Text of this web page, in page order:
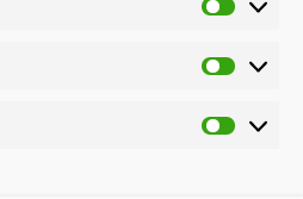
Marketing